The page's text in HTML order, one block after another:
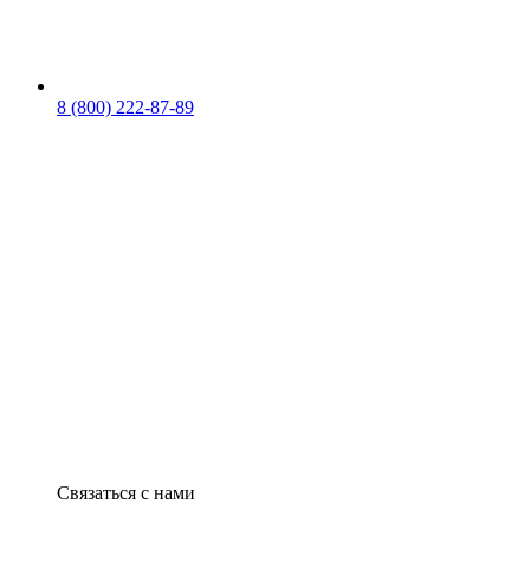
8 (800) 222-87-89
Связаться с нами